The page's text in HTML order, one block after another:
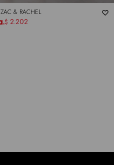
ZAC & RACHEL
$ 2.202